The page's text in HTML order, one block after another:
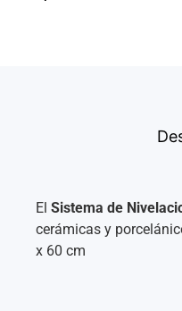
El Sistema de
cerámicas y
x 60 cm